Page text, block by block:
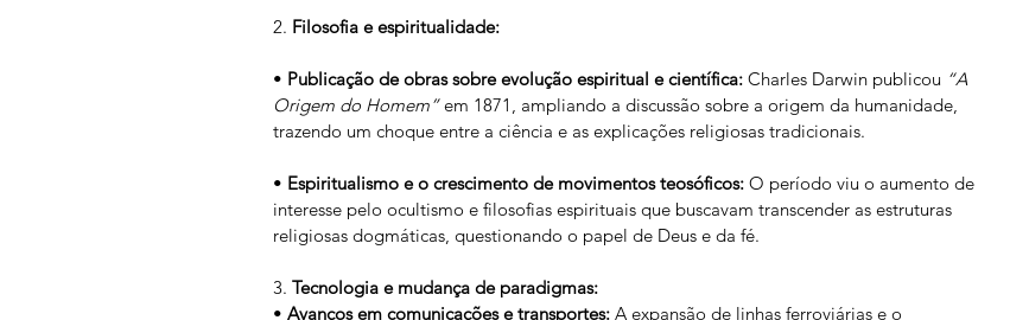
2. Filosofia e espiritualidade:
• Publicação de obras sobre evolução espiritual e científica: Charles Darwin publicou “A
Origem do Homem” em 1871, ampliando a discussão sobre a origem da humanidade,
trazendo um choque entre a ciência e as explicações religiosas tradicionais.
• Espiritualismo e o crescimento de movimentos teosóficos: O período viu o aumento de
interesse pelo ocultismo e filosofias espirituais que buscavam transcender as estruturas
religiosas dogmáticas, questionando o papel de Deus e da fé.
3. Tecnologia e mudança de paradigmas:
• Avanços em comunicações e transportes: A expansão de linhas ferroviárias e o